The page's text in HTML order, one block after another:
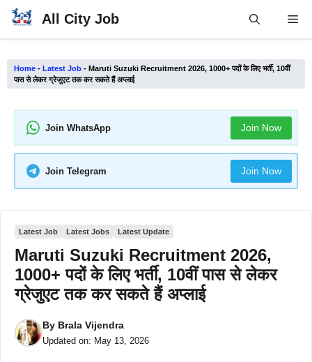
Skip
All City Job
Home - Latest Job - Maruti Suzuki Recruitment 2026, 1000+ पदों के लिए भर्ती, 10वीं
पास से लेकर ग्रेजुएट तक कर सकते हैं अप्लाई
Join WhatsApp Join Now
Join Telegram Join Now
Latest Job Latest Jobs Latest Update
Maruti Suzuki Recruitment 2026,
1000+ पदों के लिए भर्ती, 10वीं पास से लेकर
ग्रेजुएट तक कर सकते हैं अप्लाई
By Brala Vijendra
Updated on: May 13, 2026